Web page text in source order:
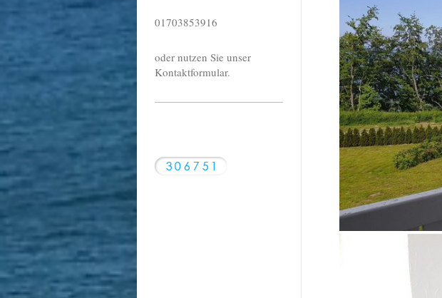
01703853916
oder nutzen Sie unser
Kontaktformular.